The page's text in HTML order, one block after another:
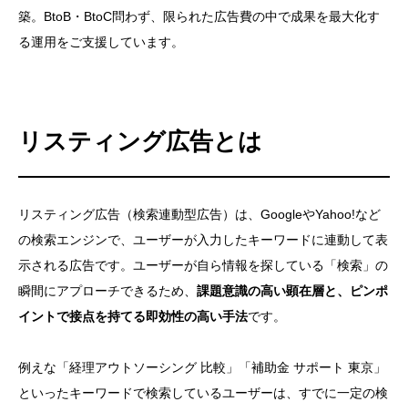
築。BtoB・BtoC問わず、限られた広告費の中で成果を最大化す
る運用をご支援しています。
リスティング広告とは
リスティング広告（検索連動型広告）は、GoogleやYahoo!など
の検索エンジンで、ユーザーが入力したキーワードに連動して表
示される広告です。ユーザーが自ら情報を探している「検索」の
瞬間にアプローチできるため、 課題意識の高い顕在層と、ピンポ
イントで接点を持てる即効性の高い手法です。
例えな「経理アウトソーシング 比較」「補助金 サポート 東京」
といったキーワードで検索しているユーザーは、すでに一定の検